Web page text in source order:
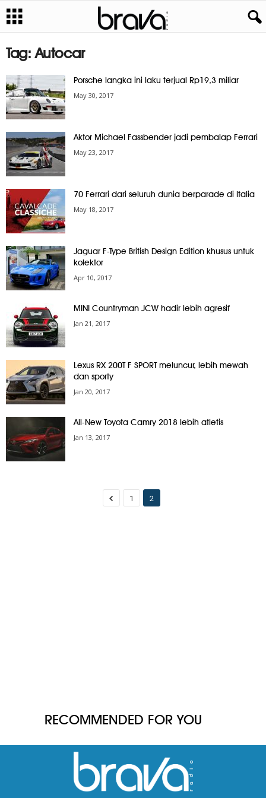
Tag: Autocar
Porsche langka ini laku terjual Rp19,3 miliar
May 30, 2017
Aktor Michael Fassbender jadi pembalap Ferrari
May 23, 2017
70 Ferrari dari seluruh dunia berparade di Italia
May 18, 2017
Jaguar F-Type British Design Edition khusus untuk
kolektor
Apr 10, 2017
MINI Countryman JCW hadir lebih agresif
Jan 21, 2017
Lexus RX 200T F SPORT meluncur, lebih mewah
dan sporty
Jan 20, 2017
All-New Toyota Camry 2018 lebih atletis
Jan 13, 2017
1 2
RECOMMENDED FOR YOU